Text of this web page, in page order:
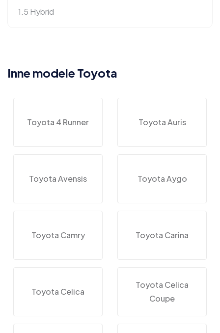
1.5 Hybrid
Inne modele Toyota
Toyota 4 Runner Toyota Auris
Toyota Avensis Toyota Aygo
Toyota Camry Toyota Carina
Toyota Celica
Toyota Celica
Coupe